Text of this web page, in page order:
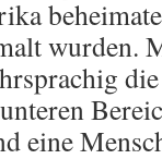
wurden.
eine